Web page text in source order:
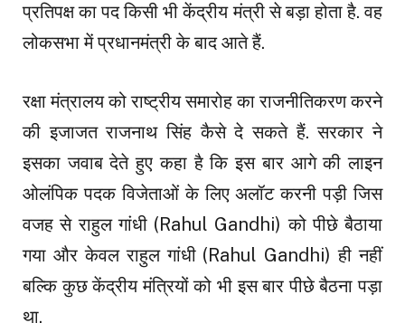
प्रतिपक्ष का पद किसी भी केंद्रीय मंत्री से बड़ा होता है. वह
लोकसभा में प्रधानमंत्री के बाद आते हैं.
रक्षा मंत्रालय को राष्ट्रीय समारोह का राजनीतिकरण करने
की इजाजत राजनाथ सिंह कैसे दे सकते हैं. सरकार ने
इसका जवाब देते हुए कहा है कि इस बार आगे की लाइन
ओलंपिक पदक विजेताओं के लिए अलॉट करनी पड़ी जिस
वजह से राहुल गांधी (Rahul Gandhi) को पीछे बैठाया
गया और केवल राहुल गांधी (Rahul Gandhi) ही नहीं
बल्कि कुछ केंद्रीय मंत्रियों को भी इस बार पीछे बैठना पड़ा
था.